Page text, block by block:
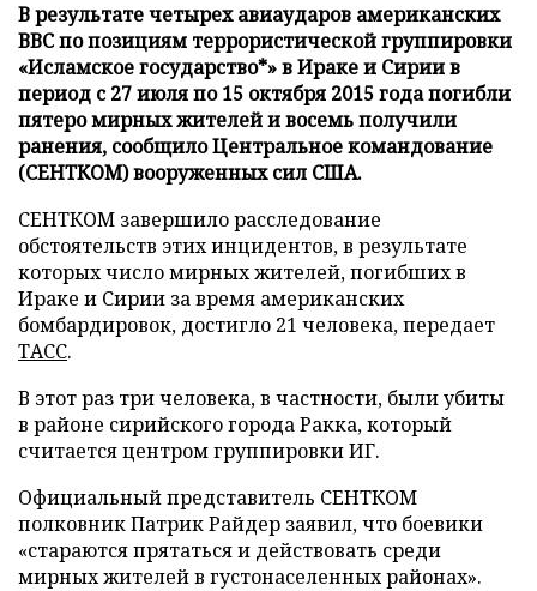
В результате четырех авиаударов американских
ВВС по позициям террористической группировки
«Исламское государство*» в Ираке и Сирии в
период с 27 июля по 15 октября 2015 года погибли
пятеро мирных жителей и восемь получили
ранения, сообщило Центральное командование
(СЕНТКОМ) вооруженных сил США.
СЕНТКОМ завершило расследование
обстоятельств этих инцидентов, в результате
которых число мирных жителей, погибших в
Ираке и Сирии за время американских
бомбардировок, достигло 21 человека, передает
ТАСС.
В этот раз три человека, в частности, были убиты
в районе сирийского города Ракка, который
считается центром группировки ИГ.
Официальный представитель СЕНТКОМ
полковник Патрик Райдер заявил, что боевики
«стараются прятаться и действовать среди
мирных жителей в густонаселенных районах».